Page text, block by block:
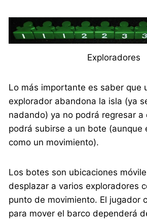
Exploradores
Lo más importante es saber que
explorador abandona la isla (ya
nadando) ya no podrá regresar a
podrá subirse a un bote (aunque
como un movimiento).
Los botes son ubicaciones
desplazar a varios exploradores
punto de movimiento. El jugador
para mover el barco dependerá